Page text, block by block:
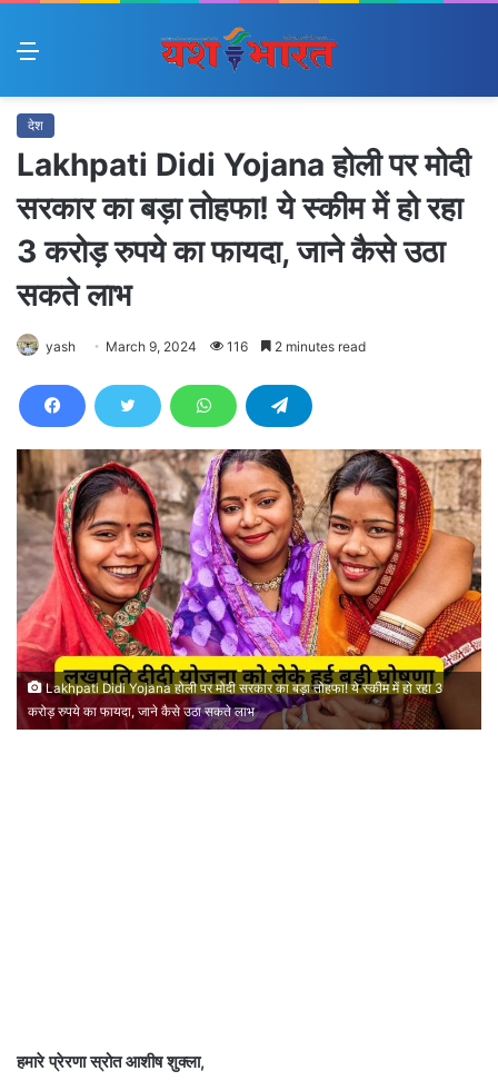
Menu
देश
Lakhpati Didi Yojana होली पर मोदी
सरकार का बड़ा तोहफा! ये स्कीम में हो रहा
3 करोड़ रुपये का फायदा, जाने कैसे उठा
सकते लाभ
yash March 9, 2024 116 2 minutes read
Lakhpati Didi Yojana होली पर मोदी सरकार का बड़ा तोहफा! ये स्कीम में हो रहा 3
करोड़ रुपये का फायदा, जाने कैसे उठा सकते लाभ
हमारे प्रेरणा स्रोत आशीष शुक्ला,